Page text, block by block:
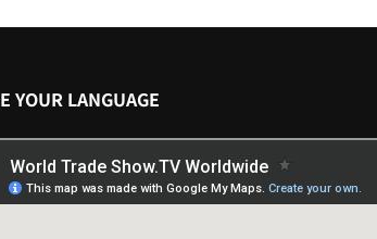
YOUR LANGUAGE